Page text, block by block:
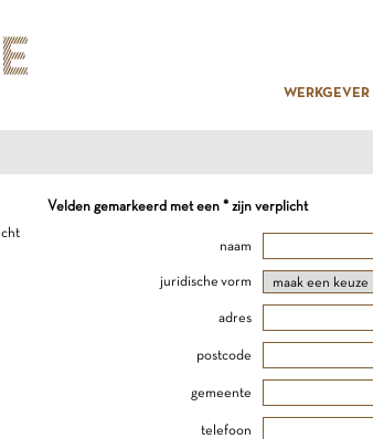
WERKGEVER
Velden gemarkeerd met een * zijn verplicht
naam
juridische vorm
adres
postcode
gemeente
telefoon